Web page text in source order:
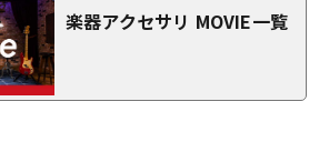
楽器アクセサリ MOVIE一覧